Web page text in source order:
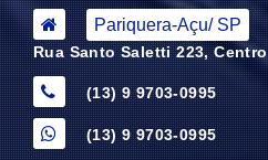
Pariquera-Açu/ SP
Rua Santo Saletti 223, Centro
(13) 9 9703-0995
(13) 9 9703-0995